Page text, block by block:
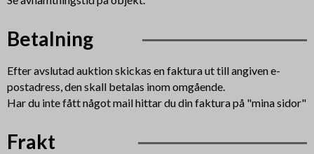
Betalning
Efter avslutad auktion skickas en faktura ut till angiven e-
postadress, den skall betalas inom omgående.
Har du inte fått något mail hittar du din faktura på "mina sidor"
Frakt